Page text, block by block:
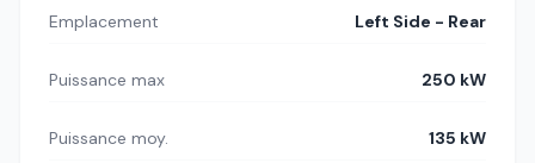
Emplacement Left Side - Rear
Puissance max 250 kW
Puissance moy. 135 kW